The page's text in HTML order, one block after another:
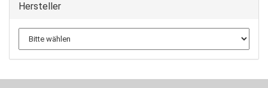
Hersteller